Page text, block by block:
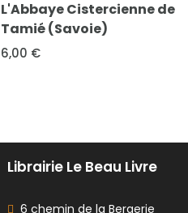
Saint-Génix-sur-Guiers en Savoie)
Notice historique sur la
fondation de l'Aumône de
Librairie Le Beau Livre
6 chemin de la Bergerie